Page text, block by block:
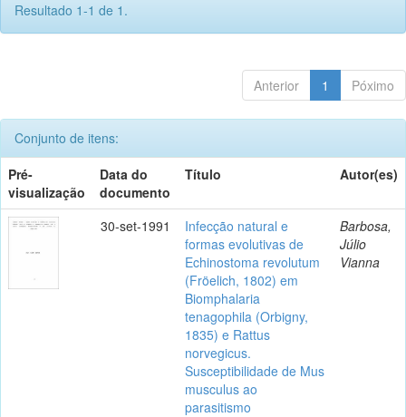
Resultado 1-1 de 1.
Anterior 1 Póximo
Conjunto de itens:
Pré-
visualização
Data do
documento
Título Autor(es)
30-set-1991
Infecção natural e
formas evolutivas de
Echinostoma revolutum
(Fröelich, 1802) em
Biomphalaria
tenagophila (Orbigny,
1835) e Rattus
norvegicus.
Susceptibilidade de Mus
musculus ao
parasitismo
Barbosa,
Júlio
Vianna